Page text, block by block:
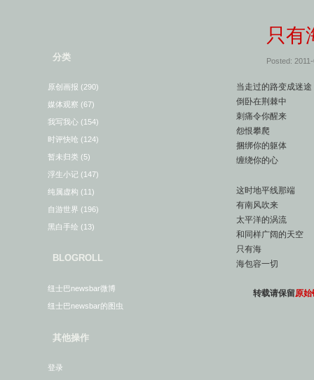
分类
原创画报 (290)
媒体观察 (67)
我写我心 (154)
时评快呛 (124)
暂未归类 (5)
浮生小记 (147)
纯属虚构 (11)
自游世界 (196)
黑白手绘 (13)
BLOGROLL
纽士巴newsbar微博
纽士巴newsbar的图虫
其他操作
登录
只有
Posted:
当走过的路变成迷途
倒卧在荆棘中
刺痛令你醒来
怨恨攀爬
捆绑你的躯体
缠绕你的心
这时地平线那端
有南风吹来
太平洋的涡流
和同样广阔的天空
只有海
海包容一切
转载请保留原始